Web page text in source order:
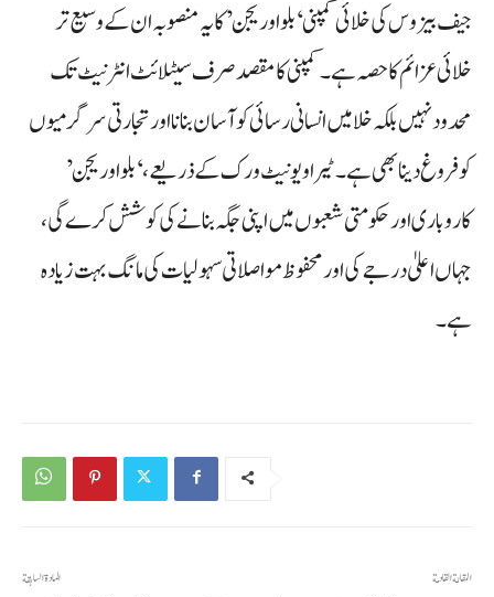
جیف بیزوس کی خلائی کمپنی ‘بلو اوریجن’ کا یہ منصوبہ ان کے وسیع تر
خلائی عزائم کا حصہ ہے۔ کمپنی کا مقصد صرف سیٹلائٹ انٹرنیٹ تک
محدود نہیں بلکہ خلا میں انسانی رسائی کو آسان بنانا اور تجارتی سرگرمیوں
کو فروغ دینا بھی ہے۔ ٹیرا ویو نیٹ ورک کے ذریعے، ‘بلو اوریجن’
کاروباری اور حکومتی شعبوں میں اپنی جگہ بنانے کی کوشش کرے گی،
جہاں اعلیٰ درجے کی اور محفوظ مواصلاتی سہولیات کی مانگ بہت زیادہ
ہے۔
المادة السابقة المقالة القادمة